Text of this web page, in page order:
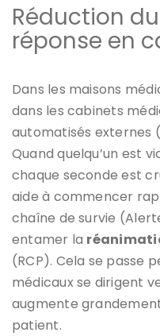
Réduction
réponse en
Dans les maisons
dans les cabinets
automatisés externes
Quand quelqu’un est
chaque seconde est
aide à commencer
chaîne de survie
entamer la
(RCP). Cela se passe
médicaux se dirigent
augmente
patient.